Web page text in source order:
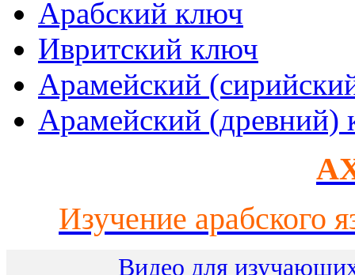
Арабский ключ
Ивритский ключ
Арамейский
Арамейский (древний)
Изучение арабского
Видео для